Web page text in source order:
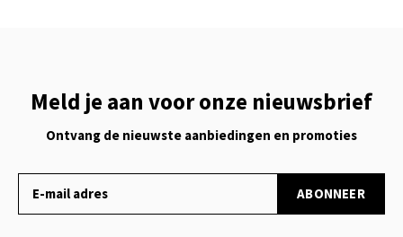
Meld je aan voor onze nieuwsbrief
Ontvang de nieuwste aanbiedingen en promoties
ABONNEER